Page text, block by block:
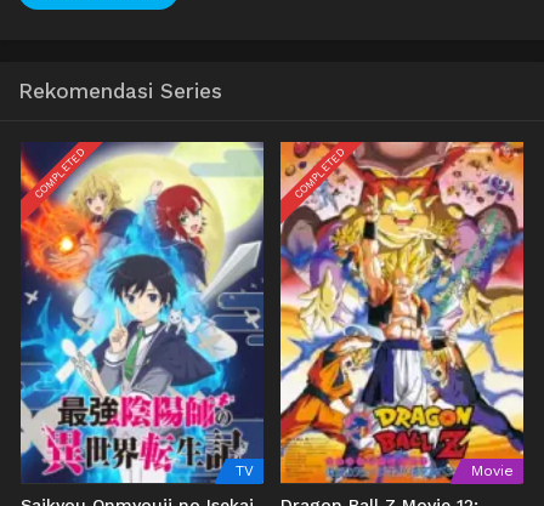
Rekomendasi Series
COMPLETED
TV
COMPLETED
Movie